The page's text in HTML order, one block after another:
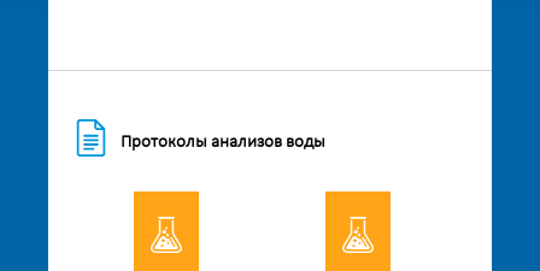
Протоколы анализов воды